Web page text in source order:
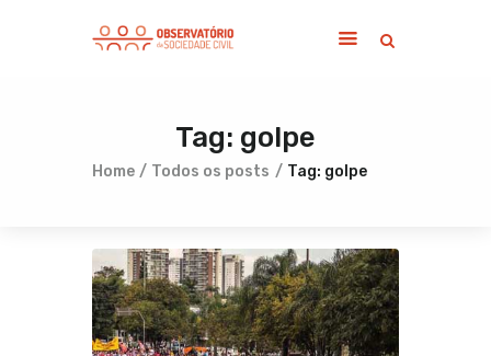
Tag: golpe
Home Todos os posts Tag: golpe
Sobre
Contato